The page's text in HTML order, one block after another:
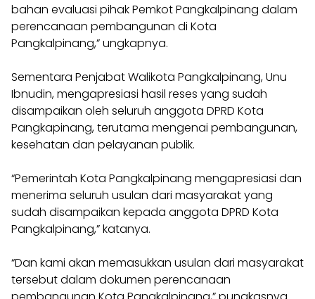
bahan evaluasi pihak Pemkot Pangkalpinang dalam
perencanaan pembangunan di Kota
Pangkalpinang,” ungkapnya.
Sementara Penjabat Walikota Pangkalpinang, Unu
Ibnudin, mengapresiasi hasil reses yang sudah
disampaikan oleh seluruh anggota DPRD Kota
Pangkapinang, terutama mengenai pembangunan,
kesehatan dan pelayanan publik.
“Pemerintah Kota Pangkalpinang mengapresiasi dan
menerima seluruh usulan dari masyarakat yang
sudah disampaikan kepada anggota DPRD Kota
Pangkalpinang,” katanya.
“Dan kami akan memasukkan usulan dari masyarakat
tersebut dalam dokumen perencanaan